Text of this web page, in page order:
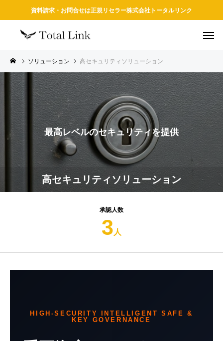
資料請求・お問合せは正規リセラー株式会社トータルリンク
ソリューション 高セキュリティソリューション
高セキュリティソリューション
最高レベルのセキュリティを提供
承認人数
3 人
HIGH-SECURITY INTELLIGENT SAFE &
KEY GOVERNANCE